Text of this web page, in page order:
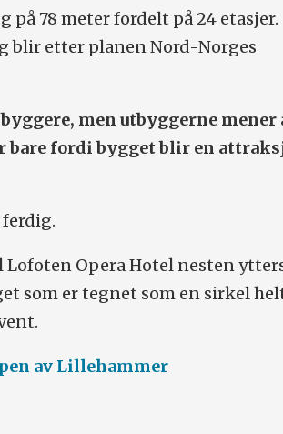
78 meter fordelt på 24 etasjer.
blir etter planen Nord-Norges
men utbyggerne mener
fordi bygget blir en
Opera Hotel nesten
som er tegnet som en sirkel
av Lillehammer